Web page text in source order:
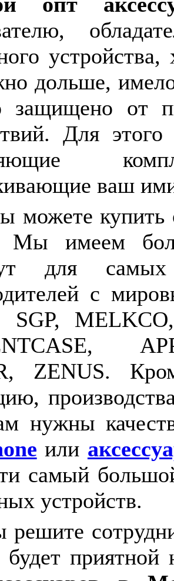
дольше,
от
Для
ваш
можете
Мы имеем
для
с
SGP,
ZENUS.
нужны
или
самый
устройств.
решите
будет